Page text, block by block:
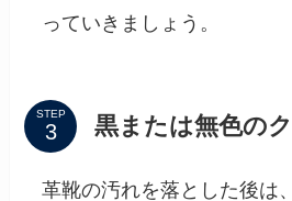
っていきましょう。
STEP 黒または無色の
革靴の汚れを落とした後は